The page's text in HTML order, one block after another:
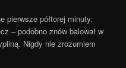
pierwsze półtorej minuty.
– podobno znów balował w
Nigdy nie zrozumiem